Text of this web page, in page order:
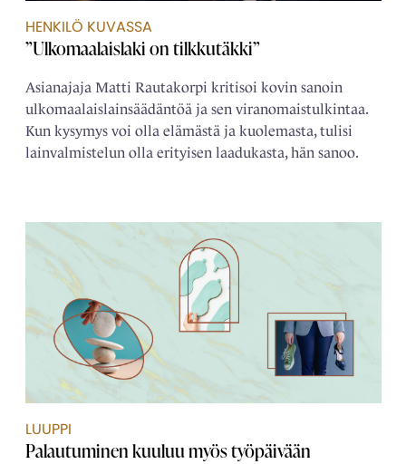
HENKILÖ KUVASSA
”Ulkomaalaislaki on tilkkutäkki”
Asianajaja Matti Rautakorpi kritisoi kovin sanoin
ulkomaalais­­lainsäädäntöä ja sen viranomais­tulkintaa.
Kun kysymys voi olla elämästä ja kuolemasta, tulisi
lain­­valmistelun olla erityisen laadukasta, hän sanoo.
LUUPPI
Palautuminen kuuluu myös työpäivään